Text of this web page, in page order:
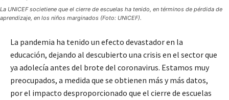
La UNICEF societiene que el cierre de escuelas ha tenido, en términos de pérdida de
aprendizaje, en los niños marginados (Foto: UNICEF).
La pandemia ha tenido un efecto devastador en la
educación, dejando al descubierto una crisis en el sector que
ya adolecía antes del brote del coronavirus. Estamos muy
preocupados, a medida que se obtienen más y más datos,
por el impacto desproporcionado que el cierre de escuelas